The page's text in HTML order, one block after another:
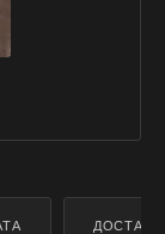
ДОСТАВКА